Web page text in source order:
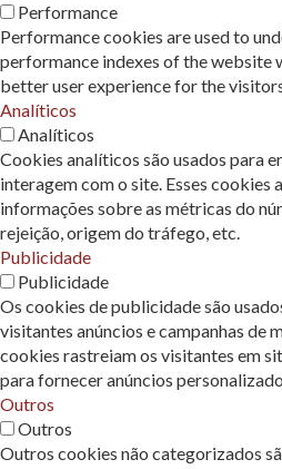
Performance
Performance cookies are used to
performance indexes of the website
better user experience for the
Analíticos
Analíticos
Cookies analíticos são usados ​​para
interagem com o site. Esses cookies
informações sobre as métricas do
rejeição, origem do tráfego, etc.
Publicidade
Publicidade
Os cookies de publicidade são
visitantes anúncios e campanhas de
cookies rastreiam os visitantes em
para fornecer anúncios
Outros
Outros
Outros cookies não categorizados